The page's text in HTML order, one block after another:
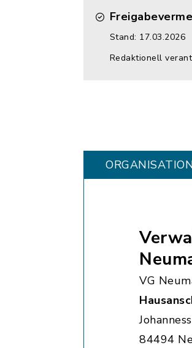
Stand: 17.03.2026
Redaktionell
VG
84494